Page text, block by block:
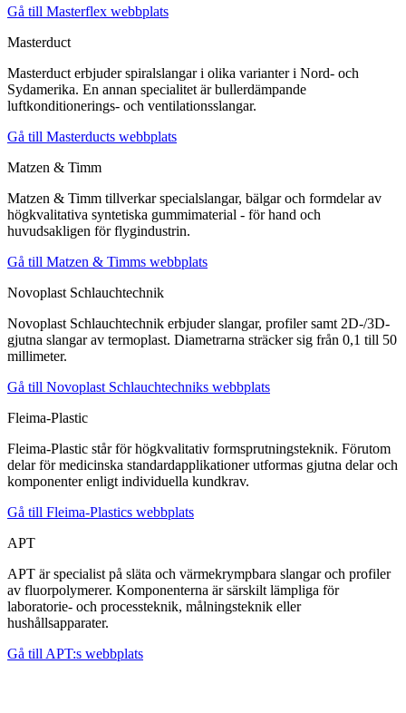
Gå till Masterflex webbplats
Masterduct
Masterduct erbjuder spiralslangar i olika varianter i Nord- och
Sydamerika. En annan specialitet är bullerdämpande
luftkonditionerings- och ventilationsslangar.
Gå till Masterducts webbplats
Matzen & Timm
Matzen & Timm tillverkar specialslangar, bälgar och formdelar av
högkvalitativa syntetiska gummimaterial - för hand och
huvudsakligen för flygindustrin.
Gå till Matzen & Timms webbplats
Novoplast Schlauchtechnik
Novoplast Schlauchtechnik erbjuder slangar, profiler samt 2D-/3D-
gjutna slangar av termoplast. Diametrarna sträcker sig från 0,1 till 50
millimeter.
Gå till Novoplast Schlauchtechniks webbplats
Fleima-Plastic
Fleima-Plastic står för högkvalitativ formsprutningsteknik. Förutom
delar för medicinska standardapplikationer utformas gjutna delar och
komponenter enligt individuella kundkrav.
Gå till Fleima-Plastics webbplats
APT
APT är specialist på släta och värmekrympbara slangar och profiler
av fluorpolymerer. Komponenterna är särskilt lämpliga för
laboratorie- och processteknik, målningsteknik eller
hushållsapparater.
Gå till APT:s webbplats